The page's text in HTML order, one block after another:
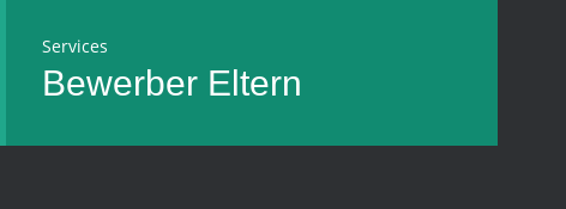
Services
Bewerber Eltern